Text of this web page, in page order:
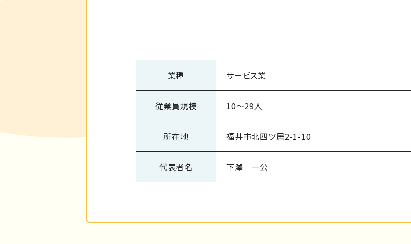
業種 サービス業
従業員規模 10～29人
所在地 福井市北四ツ居2-1-10
代表者名 下澤 一公